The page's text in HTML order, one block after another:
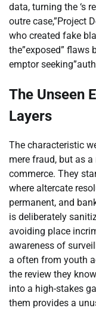
data, turning the ‘s
outre case,”Project
who created fake
the”exposed” flaws
emptor
The Unseen
Layers
The characteristic
mere fraud, but as
commerce. They
where altercate
permanent, and
is deliberately
avoiding place
awareness of
a often from youth
the review they
into a high-stakes
them provides a